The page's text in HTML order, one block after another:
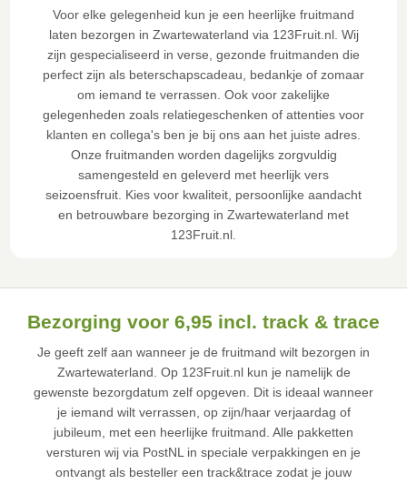
Voor elke gelegenheid kun je een heerlijke fruitmand
laten bezorgen in Zwartewaterland via 123Fruit.nl. Wij
zijn gespecialiseerd in verse, gezonde fruitmanden die
perfect zijn als beterschapscadeau, bedankje of zomaar
om iemand te verrassen. Ook voor zakelijke
gelegenheden zoals relatiegeschenken of attenties voor
klanten en collega's ben je bij ons aan het juiste adres.
Onze fruitmanden worden dagelijks zorgvuldig
samengesteld en geleverd met heerlijk vers
seizoensfruit. Kies voor kwaliteit, persoonlijke aandacht
en betrouwbare bezorging in Zwartewaterland met
123Fruit.nl.
Bezorging voor 6,95 incl. track & trace
Je geeft zelf aan wanneer je de fruitmand wilt bezorgen in
Zwartewaterland. Op 123Fruit.nl kun je namelijk de
gewenste bezorgdatum zelf opgeven. Dit is ideaal wanneer
je iemand wilt verrassen, op zijn/haar verjaardag of
jubileum, met een heerlijke fruitmand. Alle pakketten
versturen wij via PostNL in speciale verpakkingen en je
ontvangt als besteller een track&trace zodat je jouw